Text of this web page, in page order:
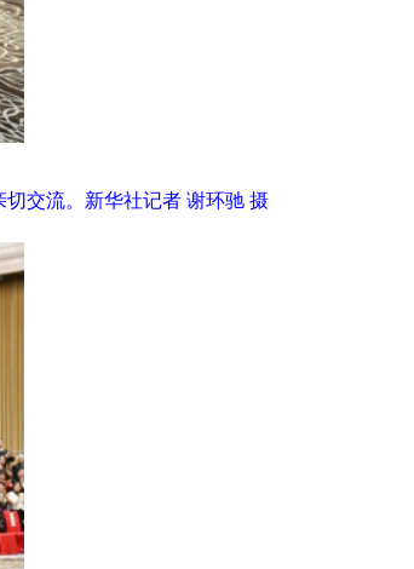
交流。新华社记者 谢环驰 摄